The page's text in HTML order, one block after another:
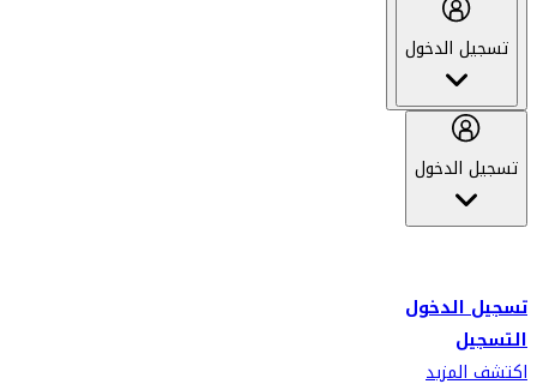
تسجيل الدخول
تسجيل الدخول
تسجيل الدخول
التسجيل
اكتشف المزيد